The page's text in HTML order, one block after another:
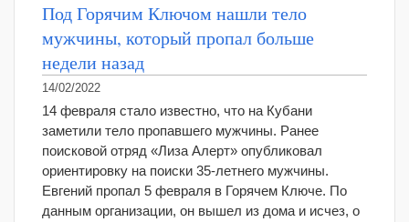
Под Горячим Ключом нашли тело
мужчины, который пропал больше
недели назад
14/02/2022
14 февраля стало известно, что на Кубани
заметили тело пропавшего мужчины. Ранее
поисковой отряд «Лиза Алерт» опубликовал
ориентировку на поиски 35-летнего мужчины.
Евгений пропал 5 февраля в Горячем Ключе. По
данным организации, он вышел из дома и исчез, о